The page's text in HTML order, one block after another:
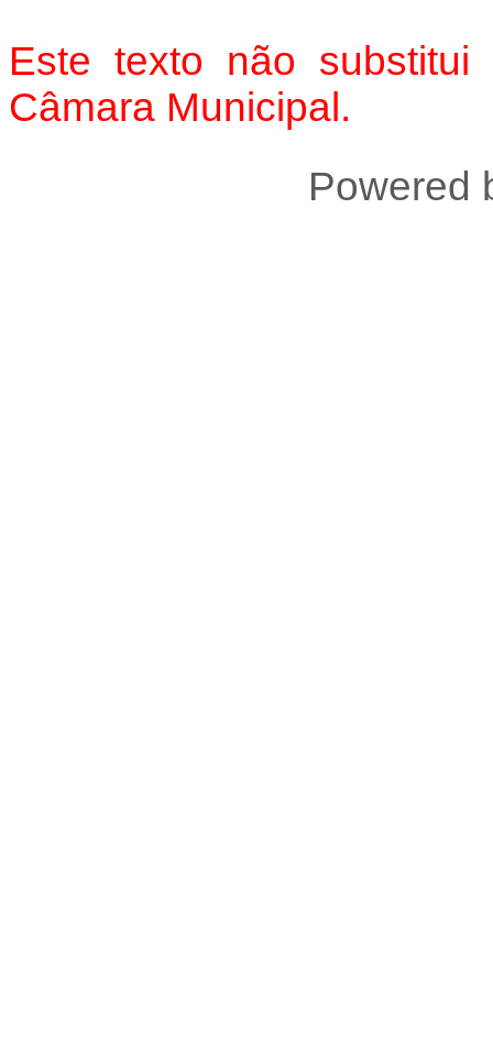
Este texto não
Câmara Municipal.
Powered